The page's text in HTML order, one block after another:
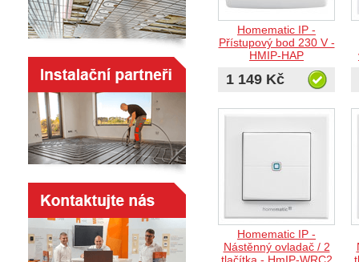
Homematic IP -
Přístupový bod 230 V -
HMIP-HAP
1 149 Kč
Homematic IP -
Nástěnný ovladač / 2